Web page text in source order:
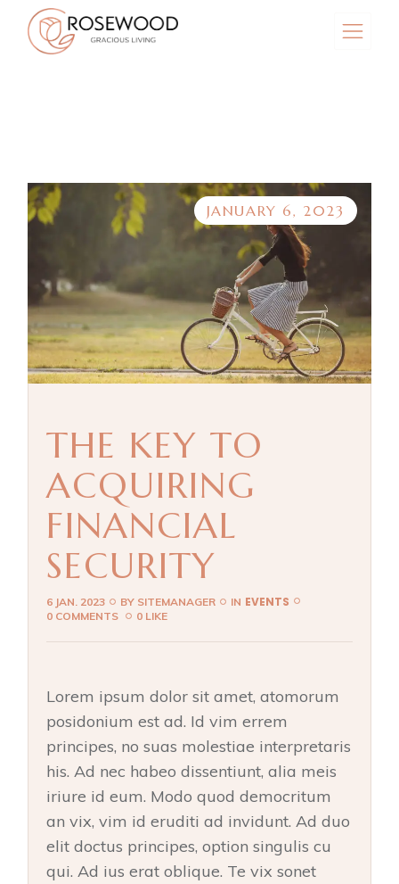
JANUARY 6, 2023
THE KEY TO
ACQUIRING
FINANCIAL
SECURITY
6 JAN. 2023 BY SITEMANAGER IN EVENTS
0 COMMENTS 0 LIKE
Lorem ipsum dolor sit amet, atomorum
posidonium est ad. Id vim errem
principes, no suas molestiae interpretaris
his. Ad nec habeo dissentiunt, alia meis
iriure id eum. Modo quod democritum
an vix, vim id eruditi ad invidunt. Ad duo
elit doctus principes, option singulis cu
qui. Ad ius erat oblique. Te vix sonet